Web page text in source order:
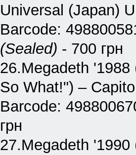
Universal (Japan)
Barcode:
(Sealed) - 700 грн
26.Megadeth
So What!") –
Barcode:
грн
27.Megadeth